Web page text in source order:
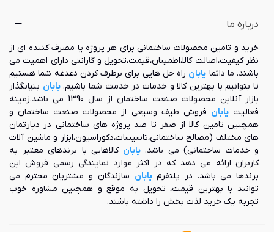
درباره ما
خرید و تامین محصولات ساختمانی برای هر پروژه یا مصرف کننده ای از
نظر کیفیت،اصالت کالا،اطمینان،قیمت،تحویل و گارانتی دارای اهمیت می
باشند. ما دائما یابانِ راه حل هایی برای برطرف کردن دغدغه شما هستیم
تا بتوانیم با بهترین کالا و خدمات در خدمت شما باشیم.یابان بنیانگذار
بازار آنلاین محصولات صنعت ساختمان از سال 1390 می باشد.زمینه
فعالیتیابان فروش طیف وسیعی از محصولات صنعت ساختمان و
همچنین تامین کالا از صفر تا صد پروژه های ساختمانی در دپارتمان
های مختلف (مصالح ساختمانی،تاسیسات،دکوراسیون،ابزار و ماشین آلات
و خدمات ساختمانی) می باشد.یابان کالاهایی با برندهای معتبر به
کاربران ارائه می دهد که در اکثر موارد نمایندگی رسمی فروش این
برندها می باشد. در پلتفرمیابان سازندگان و مشتریان محترم می
توانند با بهترین قیمت، تحویل به موقع و همچنین مشاوره خوب
تجربه یک خرید لذت بخش را داشته باشند.